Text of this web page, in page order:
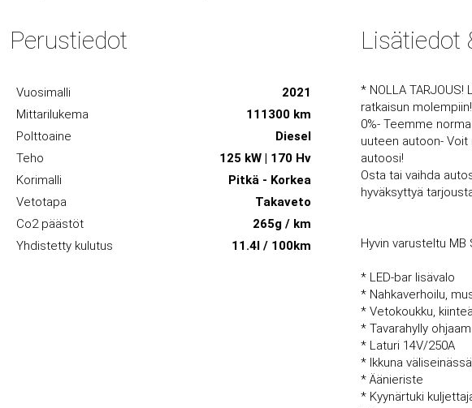
Perustiedot
Vuosimalli
2021
Mittarilukema
111300 km
Polttoaine
Diesel
Teho
125 kW | 170 Hv
Korimalli
Pitkä - Korkea
Vetotapa
Takaveto
Co2 päästöt
265g / km
Yhdistetty kulutus
11.4l / 100km
Lisätiedot
* NOLLA
ratkaisun
0%- Teemme
uuteen autoon- Voit
autoosi!
Osta tai vaihda
hyväksyttyä
Hyvin varusteltu MB
* LED-bar lisävalo
* Nahkaverhoilu,
* Vetokoukku, kiinteä
* Tavarahylly
* Laturi 14V/250A
* Ikkuna väliseinässä
* Äänieriste
* Kyynärtuki